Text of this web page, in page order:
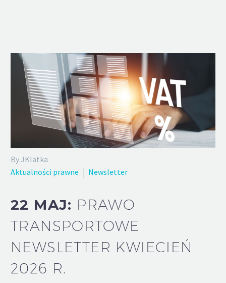
By JKlatka
Aktualności prawne
Newsletter
22 MAJ: PRAWO
TRANSPORTOWE
NEWSLETTER KWIECIEŃ
2026 R.